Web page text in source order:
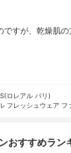
すが、乾燥肌の
ロレアル パリ)
フレッシュウェア フ
おすすめラン